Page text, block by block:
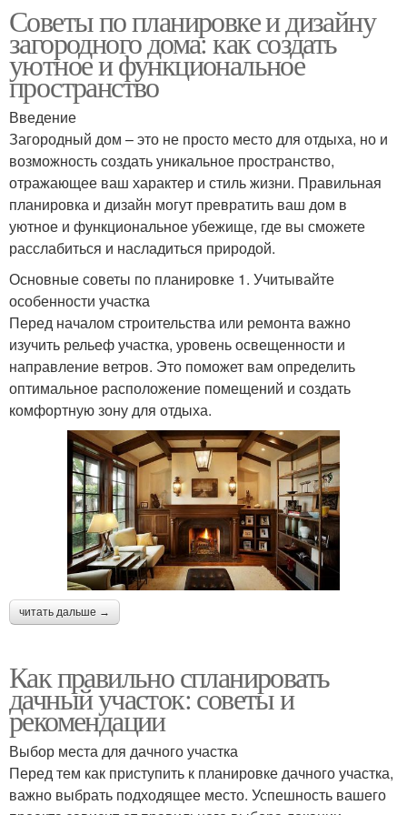
Советы по планировке и дизайну
загородного дома: как создать
уютное и функциональное
пространство
Введение
Загородный дом – это не просто место для отдыха, но и
возможность создать уникальное пространство,
отражающее ваш характер и стиль жизни. Правильная
планировка и дизайн могут превратить ваш дом в
уютное и функциональное убежище, где вы сможете
расслабиться и насладиться природой.
Основные советы по планировке 1. Учитывайте
особенности участка
Перед началом строительства или ремонта важно
изучить рельеф участка, уровень освещенности и
направление ветров. Это поможет вам определить
оптимальное расположение помещений и создать
комфортную зону для отдыха.
читать дальше →
Как правильно спланировать
дачный участок: советы и
рекомендации
Выбор места для дачного участка
Перед тем как приступить к планировке дачного участка,
важно выбрать подходящее место. Успешность вашего